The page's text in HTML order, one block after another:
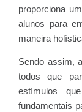
proporciona
alunos para
maneira
Sendo assim,
todos que
estímulos
fundamentais